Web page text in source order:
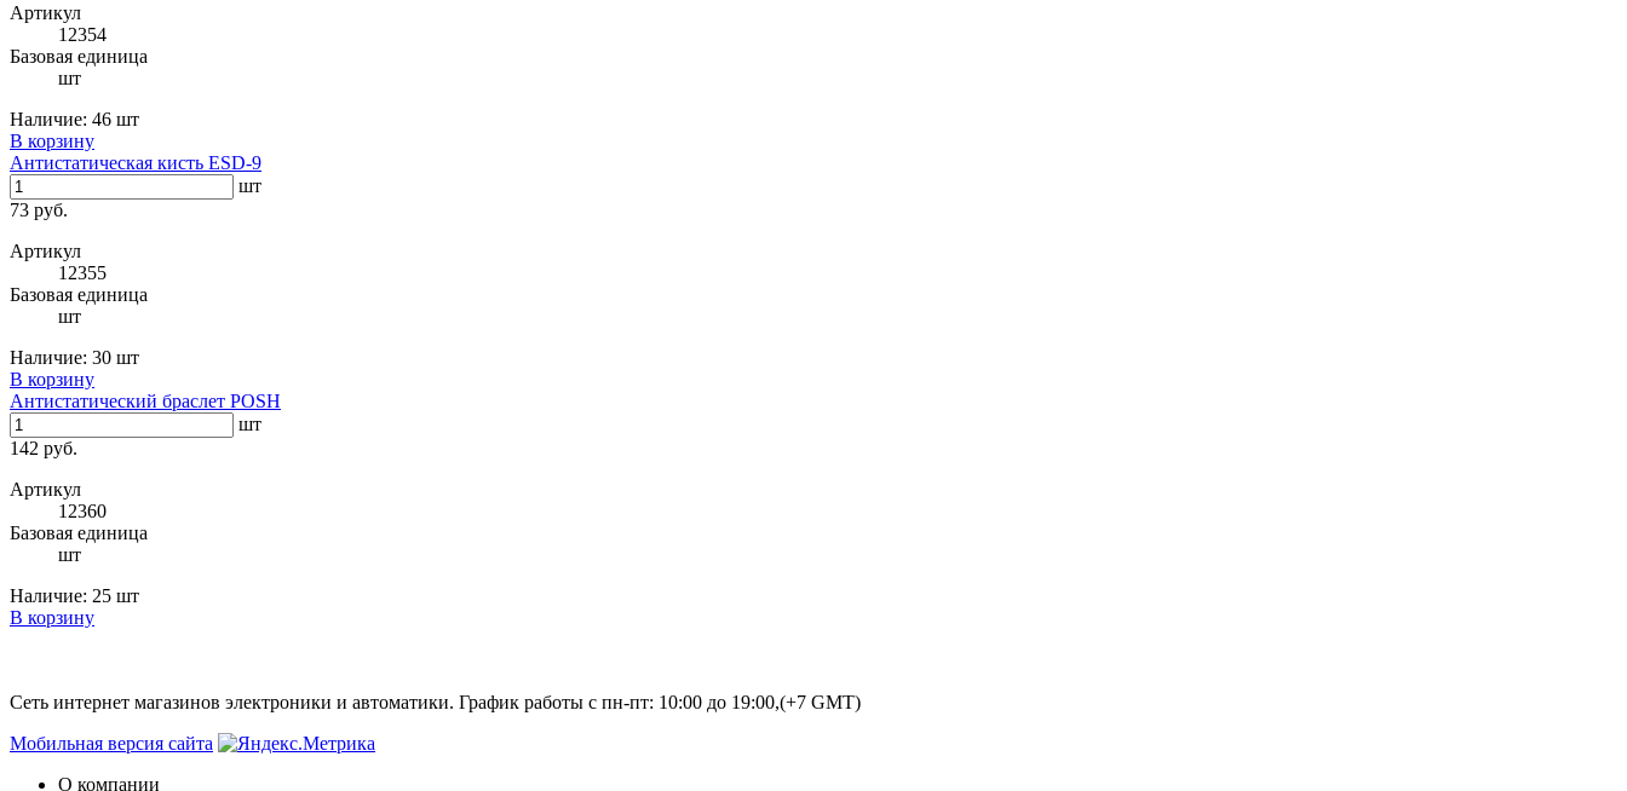
Артикул
12354
Базовая единица
шт
Наличие: 46 шт
В корзину
Антистатическая кисть ESD-9
шт
73 руб.
Артикул
12355
Базовая единица
шт
Наличие: 30 шт
В корзину
Антистатический браслет POSH
шт
142 руб.
Артикул
12360
Базовая единица
шт
Наличие: 25 шт
В корзину
Сеть интернет магазинов электроники и автоматики. График работы с пн-пт: 10:00 до 19:00,(+7 GMT)
Мобильная версия сайта
О компании